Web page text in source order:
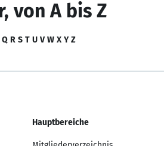
von A bis Z
Q R S T U V W X Y Z
Hauptbereiche